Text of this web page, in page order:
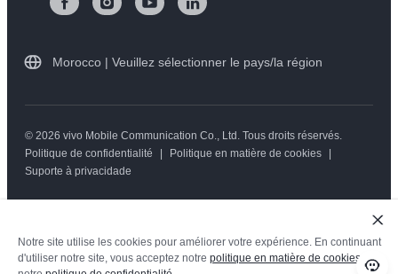
Morocco | Veuillez sélectionner le pays/la région
© 2026 vivo Mobile Communication Co., Ltd. Tous droits réservés.
Politique de confidentialité
| Politique en matière de cookies
|
Suporte à privacidade
Notre site utilise les cookies pour améliorer votre expérience. En continuant
d'utiliser notre site, vous acceptez notre politique en matière de cookies et